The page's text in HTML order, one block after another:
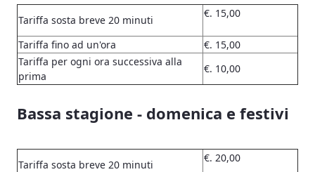
Tariffa sosta breve 20 minuti
€. 15,00
Tariffa fino ad un'ora
€. 15,00
Tariffa per ogni ora successiva alla
prima
€. 10,00
Bassa stagione - domenica e festivi
Tariffa sosta breve 20 minuti
€. 20,00